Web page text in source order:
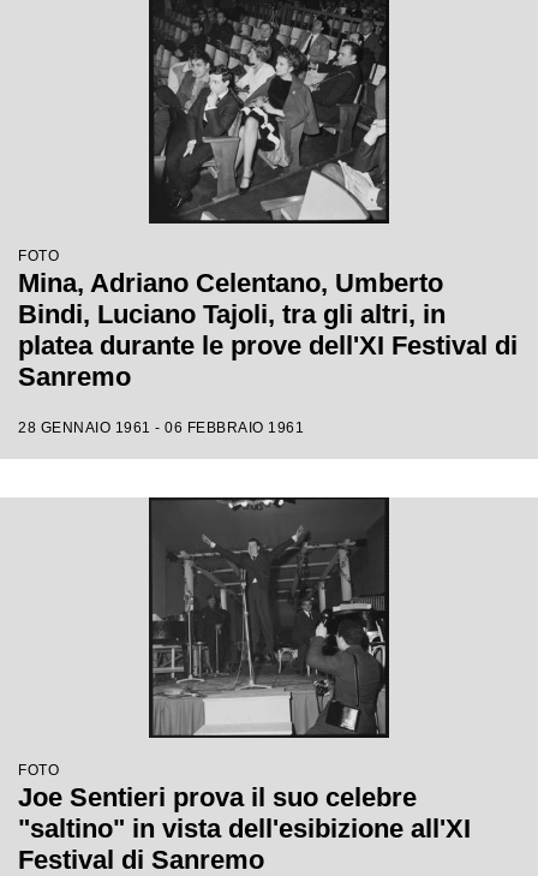
FOTO
Mina, Adriano Celentano, Umberto
Bindi, Luciano Tajoli, tra gli altri, in
platea durante le prove dell'XI Festival di
Sanremo
28 GENNAIO 1961 - 06 FEBBRAIO 1961
FOTO
Joe Sentieri prova il suo celebre
"saltino" in vista dell'esibizione all'XI
Festival di Sanremo